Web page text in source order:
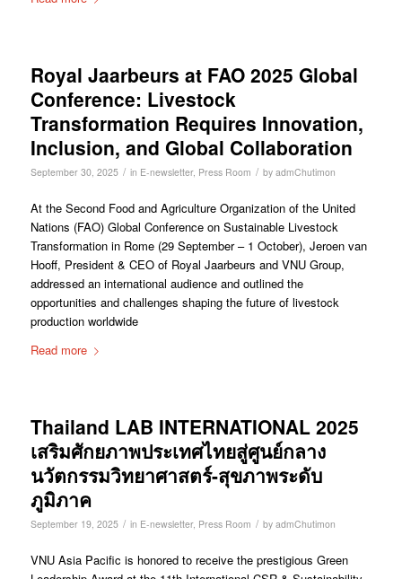
Royal Jaarbeurs at FAO 2025 Global
Conference: Livestock
Transformation Requires Innovation,
Inclusion, and Global Collaboration
September 30, 2025 / in E-newsletter, Press Room / by admChutimon
At the Second Food and Agriculture Organization of the United
Nations (FAO) Global Conference on Sustainable Livestock
Transformation in Rome (29 September – 1 October), Jeroen van
Hooff, President & CEO of Royal Jaarbeurs and VNU Group,
addressed an international audience and outlined the
opportunities and challenges shaping the future of livestock
production worldwide
Read more
Thailand LAB INTERNATIONAL 2025
เสริมศักยภาพประเทศไทยสู่ศูนย์กลาง
นวัตกรรมวิทยาศาสตร์-สุขภาพระดับ
ภูมิภาค
September 19, 2025 / in E-newsletter, Press Room / by admChutimon
VNU Asia Pacific is honored to receive the prestigious Green